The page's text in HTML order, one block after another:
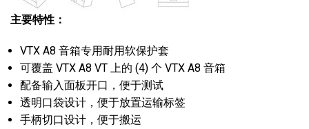
主要特性：
VTX A8 音箱专用耐用软保护套
可覆盖 VTX A8 VT 上的 (4) 个 VTX A8 音箱
配备输入面板开口，便于测试
透明口袋设计，便于放置运输标签
手柄切口设计，便于搬运